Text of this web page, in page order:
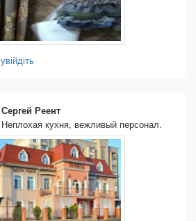
увійдіть
Сергей Реент
Неплохая кухня, вежливый персонал.